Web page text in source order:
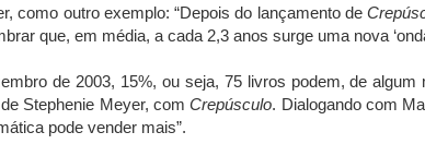
como outro exemplo: “Depois do lançamento de
que, em média, a cada 2,3 anos surge uma nova
de 2003, 15%, ou seja, 75 livros podem, de algum
Stephenie Meyer, comCrepúsculo. Dialogando com
pode vender mais”.